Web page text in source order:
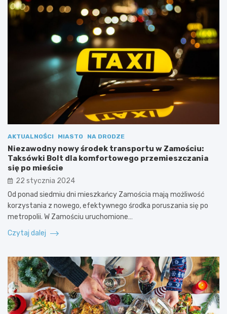
AKTUALNOŚCI MIASTO NA DRODZE
Niezawodny nowy środek transportu w Zamościu:
Taksówki Bolt dla komfortowego przemieszczania
się po mieście
22 stycznia 2024
Od ponad siedmiu dni mieszkańcy Zamościa mają możliwość
korzystania z nowego, efektywnego środka poruszania się po
metropolii. W Zamościu uruchomione…
Czytaj dalej